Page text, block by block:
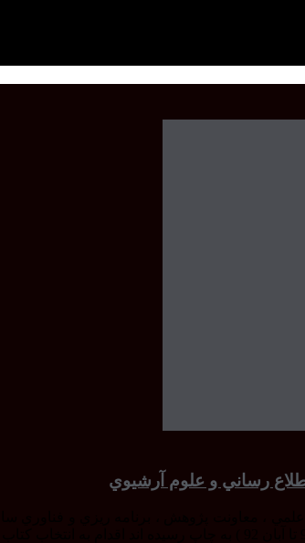
رساني و علوم آرشيوي
، معاونت پژوهش ، برنامه ريزي و فناوري